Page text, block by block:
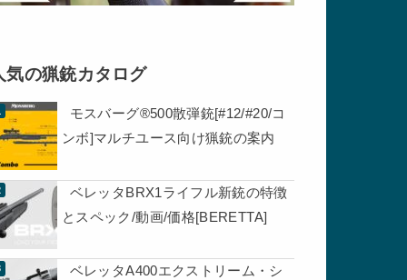
気の猟銃カタログ
モスバーグ®500散弾銃[#12/#20/コ
ンボ]マルチユース向け猟銃の案内
ベレッタBRX1ライフル新銃の特徴
とスペック/動画/価格[BERETTA]
ベレッタA400エクストリーム・シ